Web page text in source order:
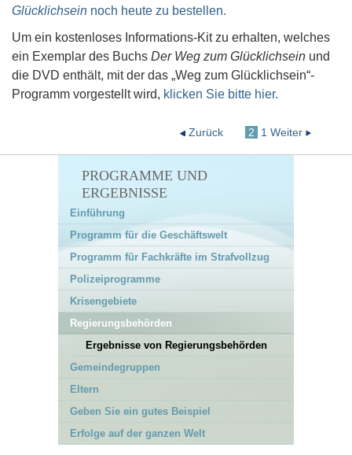
Glücklichsein noch heute zu bestellen.
Um ein kostenloses Informations-Kit zu erhalten, welches
ein Exemplar des Buchs Der Weg zum Glücklichsein und
die DVD enthält, mit der das „Weg zum Glücklichsein“-
Programm vorgestellt wird, klicken Sie bitte hier.
Weiter
1
2
Zurück
PROGRAMME UND
ERGEBNISSE
Einführung
Programm für die Geschäftswelt
Programm für Fachkräfte im Strafvollzug
Polizeiprogramme
Krisengebiete
Regierungsbehörden
Ergebnisse von Regierungsbehörden
Gemeindegruppen
Eltern
Geben Sie ein gutes Beispiel
Erfolge auf der ganzen Welt